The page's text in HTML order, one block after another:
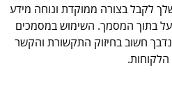
לקבל בצורה ממוקדת ונוחה מידע
בתוך המסמך. השימוש במסמכים
חשוב בחיזוק התקשורת והקשר